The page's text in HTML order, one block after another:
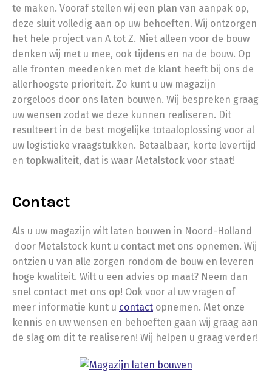
te maken. Vooraf stellen wij een plan van aanpak op,
deze sluit volledig aan op uw behoeften. Wij ontzorgen
het hele project van A tot Z. Niet alleen voor de bouw
denken wij met u mee, ook tijdens en na de bouw. Op
alle fronten meedenken met de klant heeft bij ons de
allerhoogste prioriteit. Zo kunt u uw magazijn
zorgeloos door ons laten bouwen. Wij bespreken graag
uw wensen zodat we deze kunnen realiseren. Dit
resulteert in de best mogelijke totaaloplossing voor al
uw logistieke vraagstukken. Betaalbaar, korte levertijd
en topkwaliteit, dat is waar Metalstock voor staat!
Contact
Als u uw magazijn wilt laten bouwen in Noord-Holland
door Metalstock kunt u contact met ons opnemen. Wij
ontzien u van alle zorgen rondom de bouw en leveren
hoge kwaliteit. Wilt u een advies op maat? Neem dan
snel contact met ons op! Ook voor al uw vragen of
meer informatie kunt u contact opnemen. Met onze
kennis en uw wensen en behoeften gaan wij graag aan
de slag om dit te realiseren! Wij helpen u graag verder!